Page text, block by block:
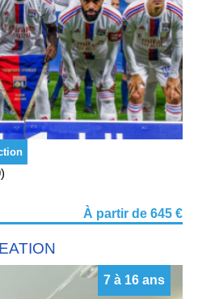
À partir de 645 €
7 à 16 ans